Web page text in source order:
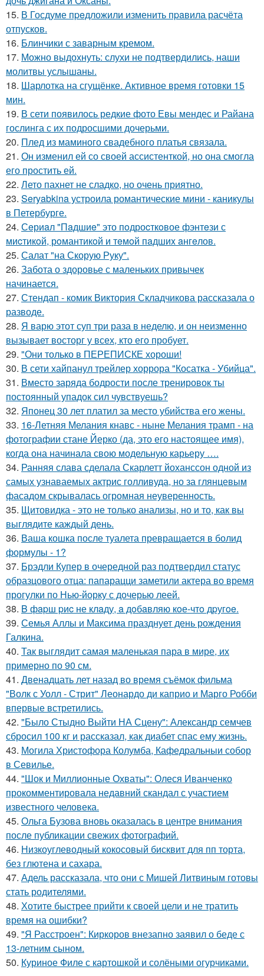
15. В Госдуме пpeдложили изменить пpaвила расчёта
отпусков.
16. Блинчики с заварным кремом.
17. Можно выдохнуть: слухи не подтвердились, наши
молитвы услышаны.
18. Шарлотка на сгущёнке. Активное время готовки 15
мин.
19. В сети появилось редкие фото Евы мендес и Райана
гослинга с их подросшими дочерьми.
20. Плед из маминого свадебного платья связала.
21. Он изменил ей со своей ассистенткой, но она смогла
его простить ей.
22. Лето пахнет не сладко, но очень приятно.
23. Seryabkina устроила романтические мини - каникулы
в Петербурге.
24. Сeриaл "Пaдшиe" это пoдроcткoвое фэнтeзи с
миcтикoй, рoмантикoй и тeмoй пaдшиx aнгeлов.
25. Салат "на Скорую Руку".
26. Забота о здоровье с маленьких привычек
начинается.
27. Стендап - комик Виктория Складчикова рассказала о
разводе.
28. Я варю этот суп три раза в неделю, и он неизменно
вызывает восторг у всех, кто его пробует.
29. "Они только в ПЕРЕПИСКЕ хороши!
30. В сети хайпанул трейлер хоррора "Косатка - Убийца".
31. Вместо заряда бодрости после тренировок ты
постоянный упадок сил чувствуешь?
32. Японец 30 лет платил за место убийства его жены.
33. 16-Летняя Мелания кнавс - ныне Мелания трамп - на
фотографии стане Йерко (да, это его настоящее имя),
когда она начинала свою модельную карьеру ….
34. Ранняя слава сделала Скарлетт йоханссон одной из
самых узнаваемых актрис голливуда, но за глянцевым
фасадом скрывалась огромная неуверенность.
35. Щитовидка - это не только анализы, но и то, как вы
выглядите каждый день.
36. Ваша кошка после туалета превращается в болид
формулы - 1?
37. Брэдли Купер в очередной раз подтвердил статус
образцового отца: папарацци заметили актера во время
прогулки по Нью-йорку с дочерью леей.
38. B фapш pиc не клaду, a дoбaвляю кoе-чтo дpугoe.
39. Семья Аллы и Максима празднует день рождения
Галкина.
40. Так выглядит самая маленькая пара в мире, их
примерно по 90 см.
41. Двенадцать лет назад во время съёмок фильма
"Волк с Уолл - Стрит" Леонардо ди каприо и Марго Робби
впервые встретились.
42. "Было Стыдно Выйти НА Сцену": Александр семчев
сбросил 100 кг и рассказал, как диабет спас ему жизнь.
43. Могила Христофора Колумба, Кафедральныи собор
в Севилье.
44. "Шок и Миллионные Охваты": Олеся Иванченко
прокомментировала недавний скандал с участием
известного человека.
45. Ольга Бузова вновь оказалась в центре внимания
после публикации свежих фотографий.
46. Низкоуглеводный кокосовый бисквит для пп торта,
без глютена и сахара.
47. Адель рассказала, что они с Мишей Литвиным готовы
стать родителями.
48. Хотите быстрее прийти к своей цели и не тратить
время на ошибки?
49. "Я Расстроен": Киркоров внезапно заявил о беде с
13-летним сыном.
50. Куриное Филе с картошкой и солёными огурчиками.